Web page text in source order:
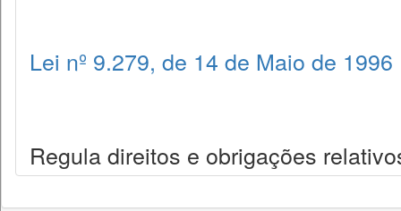
Lei nº 9.279, de 14 de Maio de 1996
Regula direitos e obrigações